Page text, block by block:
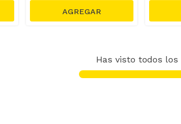
Has visto todos los